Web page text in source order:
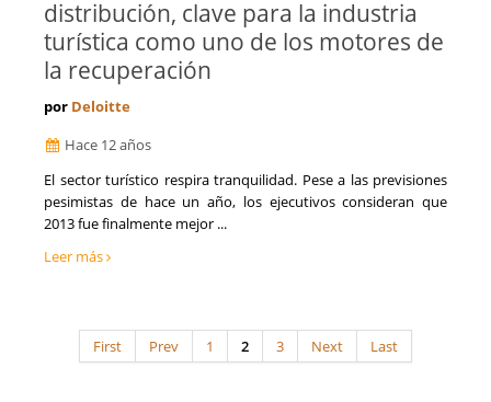
distribución, clave para la industria
turística como uno de los motores de
la recuperación
por Deloitte
Hace 12 años
El sector turístico respira tranquilidad. Pese a las previsiones
pesimistas de hace un año, los ejecutivos consideran que
2013 fue finalmente mejor ...
Leer más
First Prev 1 2 3 Next Last